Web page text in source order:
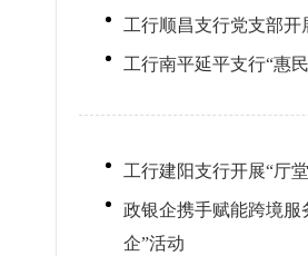
工行顺昌支行党支部开
工行南平延平支行“惠
工行建阳支行开展“厅
政银企携手赋能跨境服
企”活动